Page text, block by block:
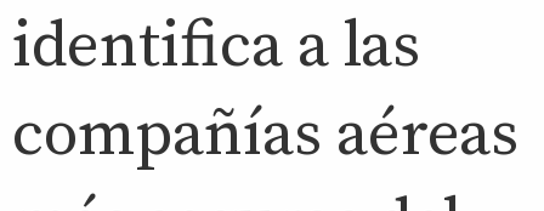
identifica a las
compañías aéreas